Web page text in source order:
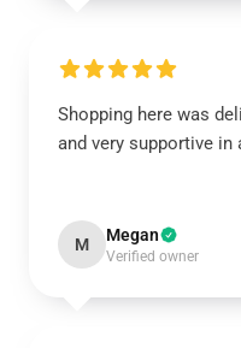
Shopping here was
and very supportive in
M Megan
Verified owner